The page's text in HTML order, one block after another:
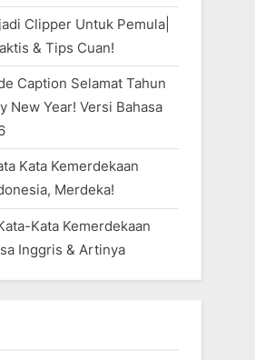
Clipper Untuk Pemula|
& Tips Cuan!
Caption Selamat Tahun
New Year! Versi Bahasa
Kata Kemerdekaan
Merdeka!
Kata Kemerdekaan
Inggris & Artinya